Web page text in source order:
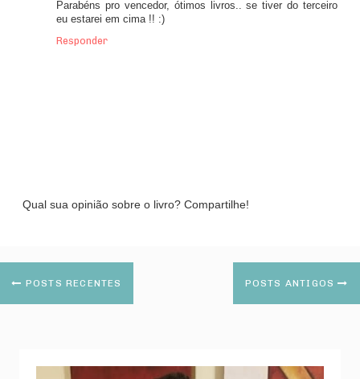
Parabéns pro vencedor, ótimos livros.. se tiver do terceiro
eu estarei em cima !! :)
Responder
Qual sua opinião sobre o livro? Compartilhe!
POSTS RECENTES POSTS ANTIGOS